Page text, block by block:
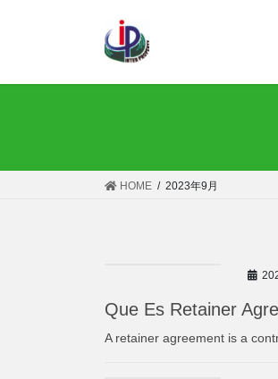
HOME 2023年9月
Que Es Retainer
A retainer agreement is a